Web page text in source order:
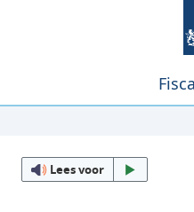
Lees voor